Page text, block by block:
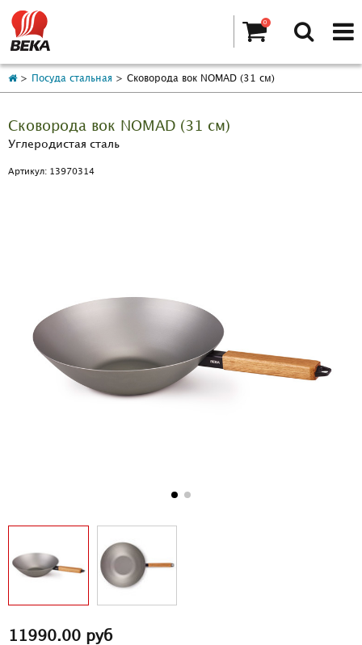
0
Посуда стальная Сковорода вок NOMAD (31 см)
Сковорода вок NOMAD (31 см)
Углеродистая сталь
Артикул: 13970314
11990.00 руб